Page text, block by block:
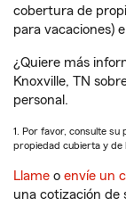
cobertura de
para vacaciones)
¿Quiere más
Knoxville, TN
personal.
1. Por favor, consulte su
propiedad cubierta y de
Llame o envíe un
una cotización de